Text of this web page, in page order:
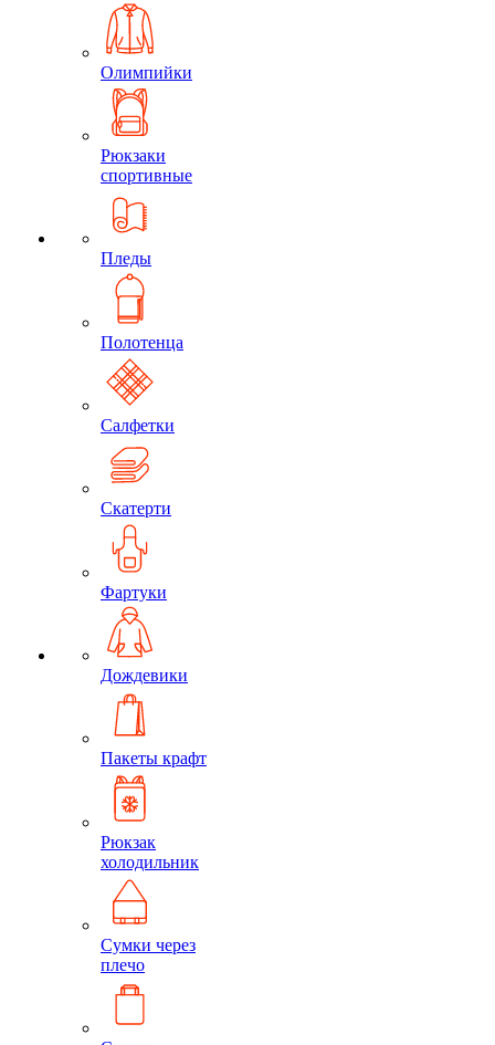
Олимпийки
Рюкзаки
спортивные
Пледы
Полотенца
Салфетки
Скатерти
Фартуки
Дождевики
Пакеты крафт
Рюкзак
холодильник
Сумки через
плечо